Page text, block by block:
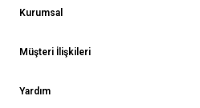
Kurumsal
Müşteri İlişkileri
Yardım